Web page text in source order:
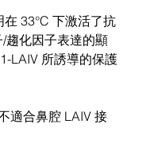
33°C 下激活了抗
趨化因子表達的顯
LAIV 所誘導的保護
適合鼻腔 LAIV 接